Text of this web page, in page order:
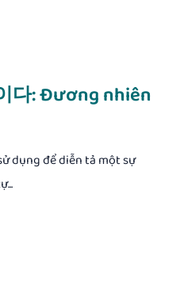
다: Đương nhiên
dụng để diễn tả một sự